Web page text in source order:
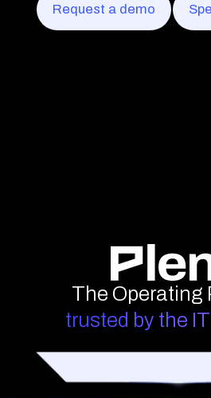
Request a demo
The Operating
trusted by the